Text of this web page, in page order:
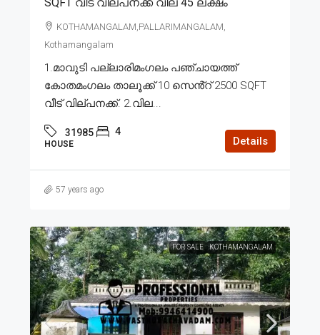
KOTHAMANGALAM,PALLARIMANGALAM,
Kothamangalam
1.മാവുടി പല്ലാരിമംഗലം പഞ്ചായത്ത്
കോതമംഗലം താലൂക്ക് 10 സെൻ്റ് 2500 SQFT
വീട് വില്പനക്ക്. 2.വില...
31985 4
HOUSE Details
57 years ago
FOR SALE KOTHAMANGALAM